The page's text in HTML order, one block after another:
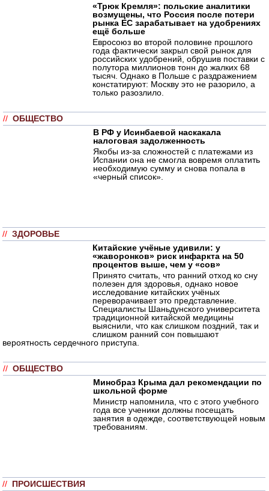
«Трюк Кремля»: польские аналитики
возмущены, что Россия после потери
рынка ЕС зарабатывает на удобрениях
ещё больше
Евросоюз во второй половине прошлого
года фактически закрыл свой рынок для
российских удобрений, обрушив поставки с
полутора миллионов тонн до жалких 68
тысяч. Однако в Польше с раздражением
констатируют: Москву это не разорило, а
только разозлило.
// ОБЩЕСТВО
В РФ у Исинбаевой наскакала
налоговая задолженность
Якобы из-за сложностей с платежами из
Испании она не смогла вовремя оплатить
необходимую сумму и снова попала в
«черный список».
// ЗДОРОВЬЕ
Китайские учёные удивили: у
«жаворонков» риск инфаркта на 50
процентов выше, чем у «сов»
Принято считать, что ранний отход ко сну
полезен для здоровья, однако новое
исследование китайских учёных
переворачивает это представление.
Специалисты Шаньдунского университета
традиционной китайской медицины
выяснили, что как слишком поздний, так и
слишком ранний сон повышают
вероятность сердечного приступа.
// ОБЩЕСТВО
Минобраз Крыма дал рекомендации по
школьной форме
Министр напомнила, что с этого учебного
года все ученики должны посещать
занятия в одежде, соответствующей новым
требованиям.
// ПРОИСШЕСТВИЯ